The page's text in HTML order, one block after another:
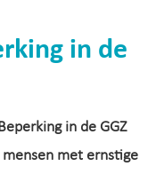
in de
in de GGZ
met ernstige